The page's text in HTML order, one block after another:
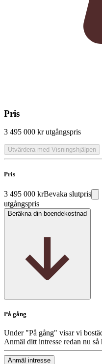
Pris
3 495 000 kr utgångspris
Utvärdera med Visningshjälpen
Pris
3 495 000 krBevaka slutpris
utgångspris
Beräkna din boendekostnad
På gång
Under "På gång" visar vi
Anmäl ditt intresse redan nu
Anmäl intresse